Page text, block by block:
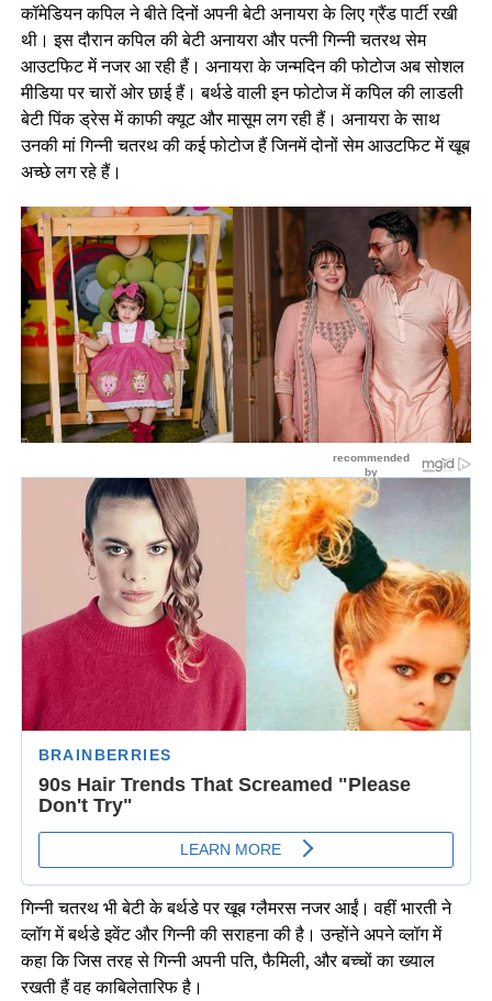
कॉमेडियन कपिल ने बीते दिनों अपनी बेटी अनायरा के लिए ग्रैंड पार्टी रखी
थी। इस दौरान कपिल की बेटी अनायरा और पत्नी गिन्नी चतरथ सेम
आउटफिट में नजर आ रही हैं। अनायरा के जन्मदिन की फोटोज अब सोशल
मीडिया पर चारों ओर छाई हैं। बर्थडे वाली इन फोटोज में कपिल की लाडली
बेटी पिंक ड्रेस में काफी क्यूट और मासूम लग रही हैं। अनायरा के साथ
उनकी मां गिन्नी चतरथ की कई फोटोज हैं जिनमें दोनों सेम आउटफिट में खूब
अच्छे लग रहे हैं।
गिन्नी चतरथ भी बेटी के बर्थडे पर खूब ग्लैमरस नजर आईं। वहीं भारती ने
व्लॉग में बर्थडे इवेंट और गिन्नी की सराहना की है। उन्होंने अपने व्लॉग में
कहा कि जिस तरह से गिन्नी अपनी पति, फैमिली, और बच्चों का ख्याल
रखती हैं वह काबिलेतारिफ है।